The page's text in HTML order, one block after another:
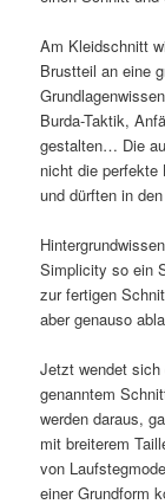
Am Kleidschnitt
Brustteil an eine
Burda-Taktik,
gestalten… Die
nicht die perfekte
und dürften in
Simplicity so ein
zur fertigen
aber genauso
Jetzt wendet
genanntem
werden daraus,
mit breiterem
von
einer Grundform